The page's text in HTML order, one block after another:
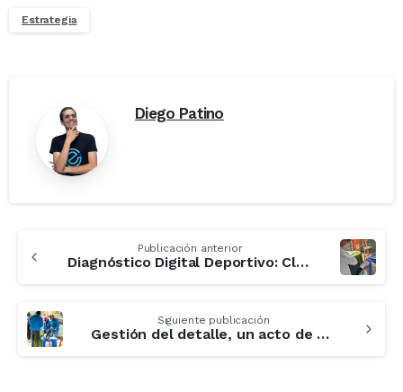
Estrategia
Diego Patino
Publicación anterior
Diagnóstico Digital Deportivo: Clave para la Mejora y Crecimiento en el Deporte
Siguiente publicación
Gestión del detalle, un acto de genialidad para competir